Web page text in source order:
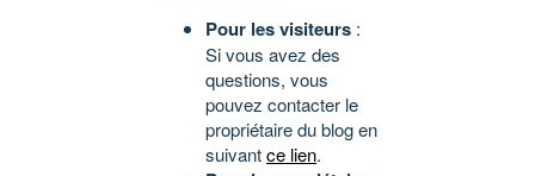
Pour les visiteurs :
Si vous avez des
questions, vous
pouvez contacter le
propriétaire du blog en
suivantce lien.